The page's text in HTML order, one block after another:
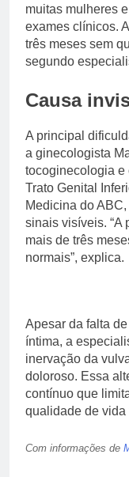
muitas mulheres
exames clínicos.
três meses sem
segundo
Causa
A principal
a ginecologista
tocoginecologia e
Trato Genital
Medicina do
sinais visíveis. “A
mais de três
normais”, explica.
Apesar da falta
íntima, a
inervação da
doloroso. Essa
contínuo que
qualidade de vida
Com informações de